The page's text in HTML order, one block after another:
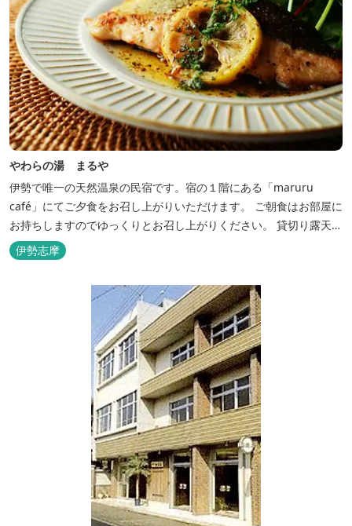
やわらの湯 まるや
伊勢で唯一の天然温泉の民宿です。宿の１階にある「maruru
café」にてご夕食をお召し上がりいただけます。 ご朝食はお部屋に
お持ちしますのでゆっくりとお召し上がりください。 貸切り露天風
呂完備、駅近、夫婦岩まで徒歩15分です。
伊勢志摩